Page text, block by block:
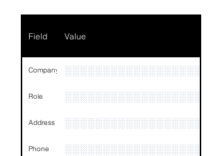
Field Value
Company
Role ░░░░░░░░░░░░░░░░░░░
Address
Phone